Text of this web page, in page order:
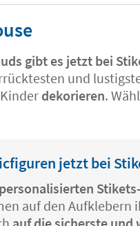
gibt es jetzt bei
und
dekorieren.
jetzt bei
personalisierten
auf den